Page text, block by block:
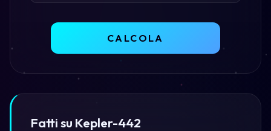
CALCOLA
Fatti su Kepler-442